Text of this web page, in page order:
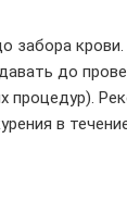
до
процедур).
в